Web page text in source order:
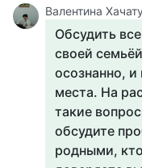
Валентина
Обсудить
своей
осознанно, и
места. На
такие
обсудите
родными,